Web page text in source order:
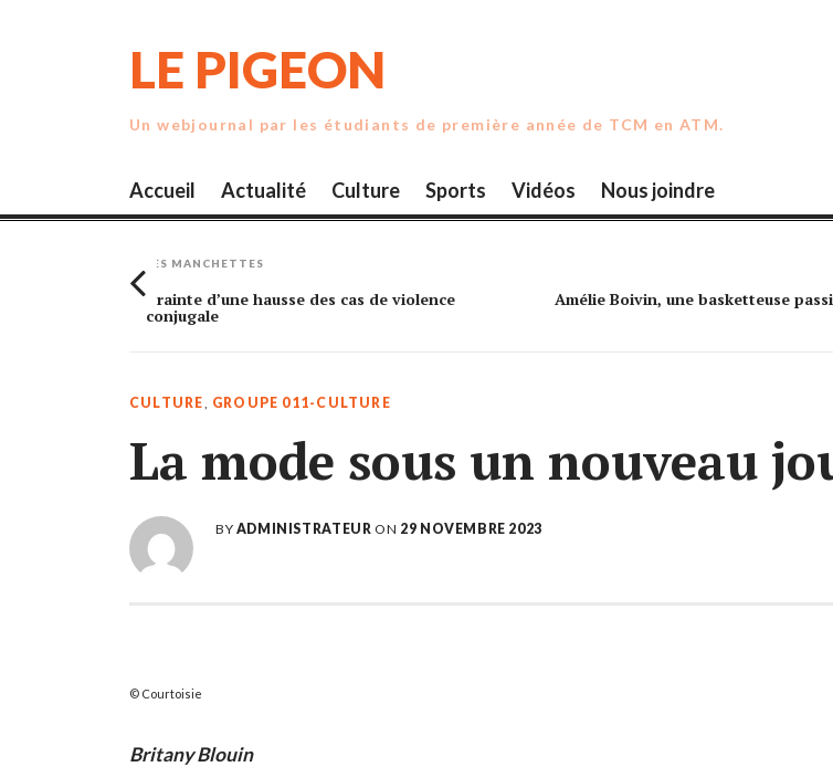
LE PIGEON
Un webjournal par les étudiants de première année de TCM en ATM.
Accueil Actualité Culture Sports Vidéos Nous joindre
LES MANCHETTES
Crainte d’une hausse des cas de violence
conjugale
Amélie Boivin, une basketteuse
CULTURE, GROUPE 011-CULTURE
La mode sous un nouveau
BY ADMINISTRATEUR ON 29 NOVEMBRE 2023
Courtoisie
BritanyBlouin